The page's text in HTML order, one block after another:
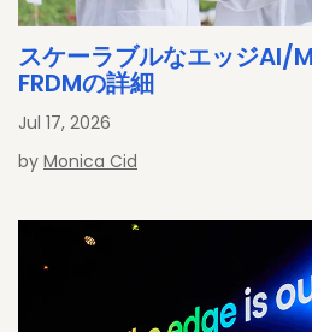
スケーラブルなエッジAI/
FRDMの詳細
Jul 17, 2026
by Monica Cid